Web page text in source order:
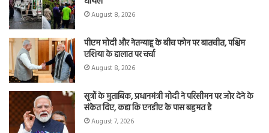
August 8, 2026
पीएम मोदी और नेतन्याहू के बीच फोन पर बातचीत, पश्चिम
एशिया के हालात पर चर्चा
August 8, 2026
सूत्रों के मुताबिक, प्रधानमंत्री मोदी ने परिसीमन पर जोर देने के
संकेत दिए, कहा कि एनडीए के पास बहुमत है
August 7, 2026